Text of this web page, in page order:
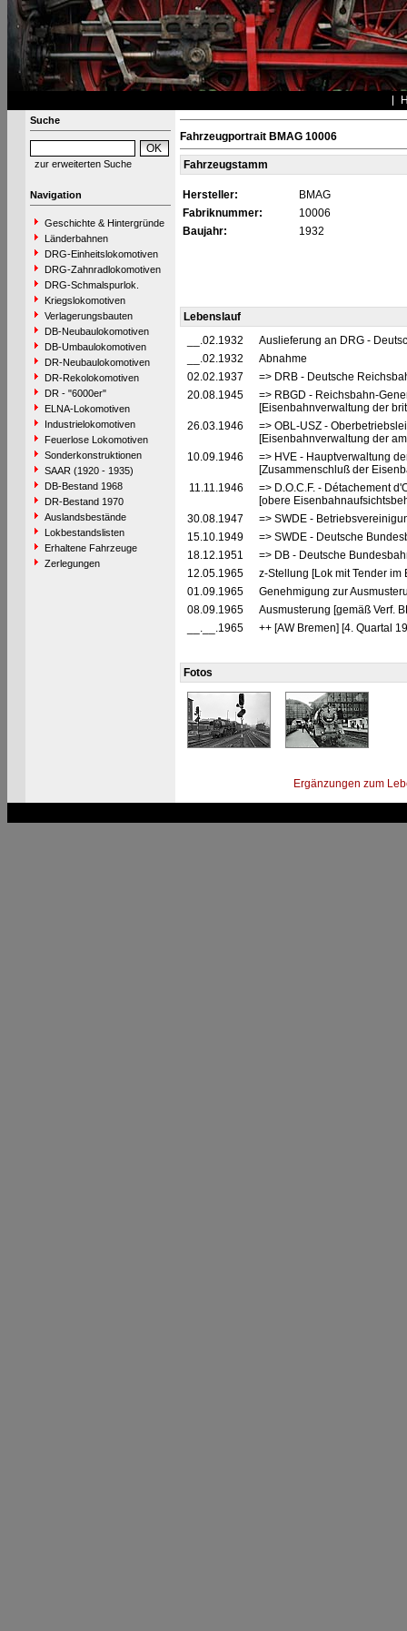
Suche
zur erweiterten Suche
Navigation
Geschichte & Hintergründe
Länderbahnen
DRG-Einheitslokomotiven
DRG-Zahnradlokomotiven
DRG-Schmalspurlok.
Kriegslokomotiven
Verlagerungsbauten
DB-Neubaulokomotiven
DB-Umbaulokomotiven
DR-Neubaulokomotiven
DR-Rekolokomotiven
DR - "6000er"
ELNA-Lokomotiven
Industrielokomotiven
Feuerlose Lokomotiven
Sonderkonstruktionen
SAAR (1920 - 1935)
DB-Bestand 1968
DR-Bestand 1970
Auslandsbestände
Lokbestandslisten
Erhaltene Fahrzeuge
Zerlegungen
Fahrzeugportrait BMAG 10006
Fahrzeugstamm
Hersteller:
BMAG
Fabriknummer:
10006
Baujahr:
1932
Lebenslauf
__.02.1932
Auslieferung an DRG -
__.02.1932
Abnahme
02.02.1937
=> DRB - Deutsche
20.08.1945
=> RBGD - Reichsbahn-
[Eisenbahnverwaltung der
26.03.1946
=> OBL-USZ -
[Eisenbahnverwaltung der
10.09.1946
=> HVE - Hauptverwaltung
[Zusammenschluß der
11.11.1946
=> D.O.C.F. - Détachement
[obere
30.08.1947
=> SWDE -
15.10.1949
=> SWDE - Deutsche
18.12.1951
=> DB - Deutsche
12.05.1965
z-Stellung [Lok mit Tender im
01.09.1965
Genehmigung zur
08.09.1965
Ausmusterung [gemäß Verf.
__.__.1965
++ [AW Bremen] [4. Quartal
Fotos
Ergänzungen zum